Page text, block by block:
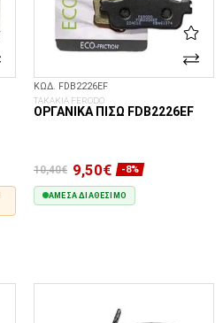
ΚΩΔ. FDB2226EF
ΤΑΚΑΚΙΑ FERODO
ΟΡΓΑΝΙΚΆ ΠΊΣΩ FDB2226EF
10,40€ 9,50€ -8%
ΆΜΕΣΑ ΔΙΑΘΈΣΙΜΟ